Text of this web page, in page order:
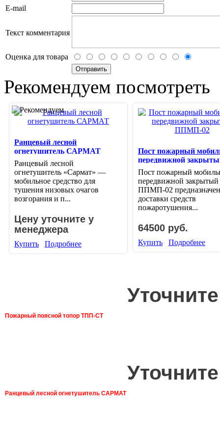
E-mail
Текст комментария
Оценка для товара
Рекомендуем посмотреть
Ранцевый лесной
огнетушитель САРМАТ
Ранцевый лесной
огнетушитель «Сармат» —
мобильное средство для
тушения низовых очагов
возгорания и п...
Цену уточните у
менеджера
Купить Подробнее
Пост пожарный
передвижной
ППМП-02
Пост пожарный
передвижной закрытый
ППМП-02
доставки средств
пожаротушения...
64500 руб.
Купить Подробнее
Пожарный поясной топор ТПП-СТ
Ранцевый лесной огнетушитель САРМАТ